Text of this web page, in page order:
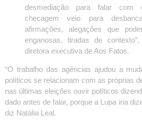
desmediação para falar com
checagem veio para
afirmações, alegações que
enganosas, tiradas de
diretora executiva de Aos Fatos.
“O trabalho das agências ajudou a
políticos se relacionam com as próprias
nas últimas eleições ouvir políticos
dado antes de falar, porque a Lupa iria
diz Natália Leal.